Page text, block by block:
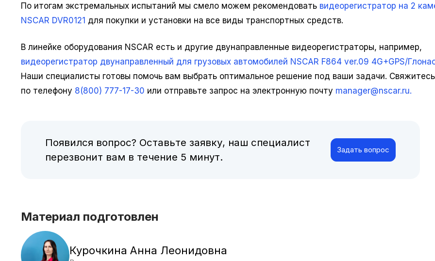
По итогам экстремальных испытаний мы смело можем рекомендовать видеорегистратор на 2
NSCAR DVR0121 для покупки и установки на все виды транспортных средств.
В линейке оборудования NSCAR есть и другие двунаправленные видеорегистраторы, например,
видеорегистратор двунаправленный для грузовых автомобилей NSCAR F864 ver.09 4G+GPS/
Наши специалисты готовы помочь вам выбрать оптимальное решение под ваши задачи.
по телефону 8(800) 777-17-30 или отправьте запрос на электронную почту manager@nscar.ru.
Появился вопрос? Оставьте заявку, наш специалист
перезвонит вам в течение 5 минут.
Задать вопрос
Материал подготовлен
Курочкина Анна Леонидовна